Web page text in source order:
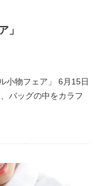
」
物フェア」 6月15日
バッグの中をカラフ